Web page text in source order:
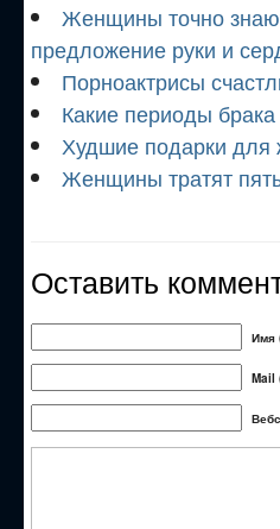
Женщины точно
предложение руки и
Порноактрисы
Какие периоды
Худшие подарки
Женщины тратят
Оставить
Имя
Mail